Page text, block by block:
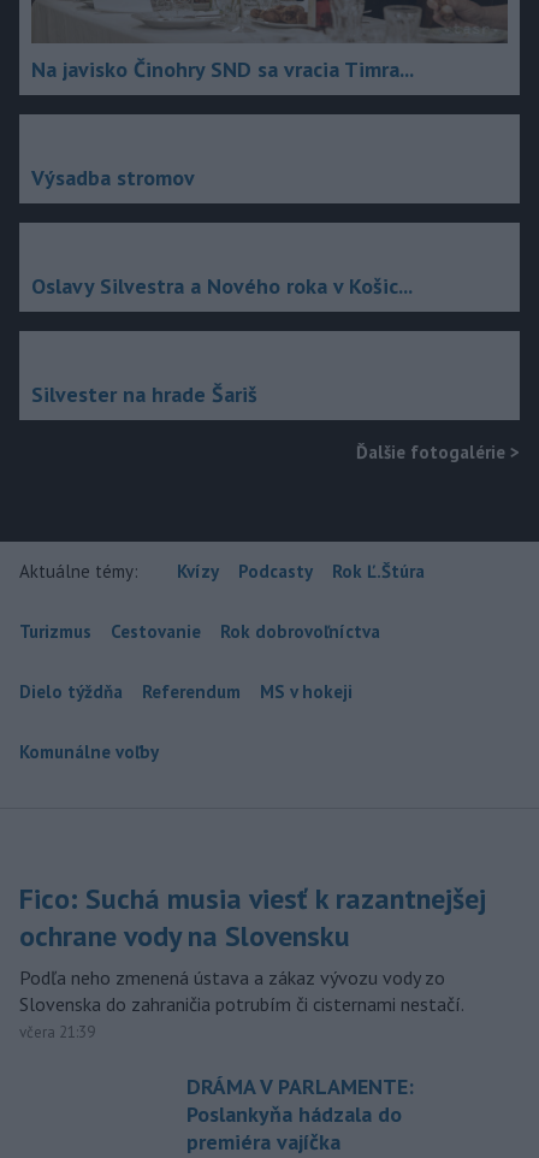
Na javisko Činohry SND sa vracia Timra...
Výsadba stromov
Oslavy Silvestra a Nového roka v Košic...
Silvester na hrade Šariš
Ďalšie fotogalérie >
Aktuálne témy: Kvízy Podcasty Rok Ľ.Štúra
Turizmus Cestovanie Rok dobrovoľníctva
Dielo týždňa Referendum MS v hokeji
Komunálne voľby
Fico: Suchá musia viesť k razantnejšej
ochrane vody na Slovensku
Podľa neho zmenená ústava a zákaz vývozu vody zo
Slovenska do zahraničia potrubím či cisternami nestačí.
včera 21:39
DRÁMA V PARLAMENTE:
Poslankyňa hádzala do
premiéra vajíčka